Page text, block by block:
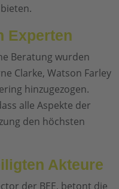
Experten
Beratung wurden
Clarke, Watson Farley
hinzugezogen.
alle Aspekte der
den höchsten
Akteure
der BEE, betont die